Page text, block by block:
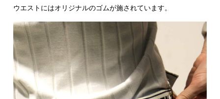
ウエストにはオリジナルのゴムが施されています。